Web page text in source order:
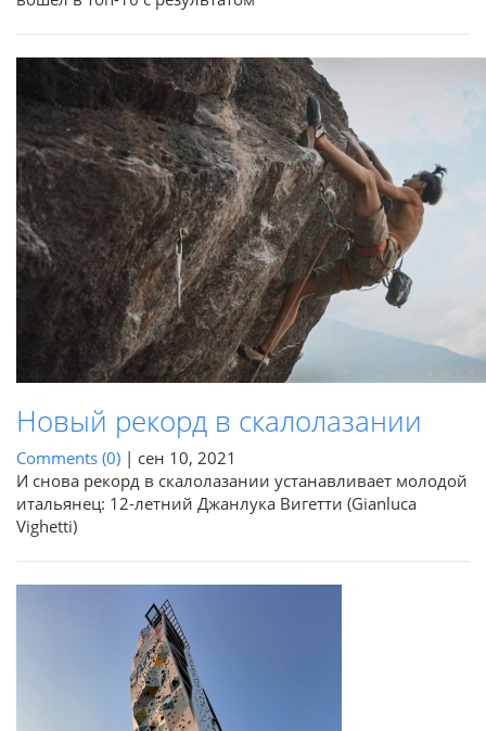
Новый рекорд в скалолазании
Comments (0) | сен 10, 2021
И снова рекорд в скалолазании устанавливает молодой
итальянец: 12-летний Джанлука Вигетти (Gianluca
Vighetti)